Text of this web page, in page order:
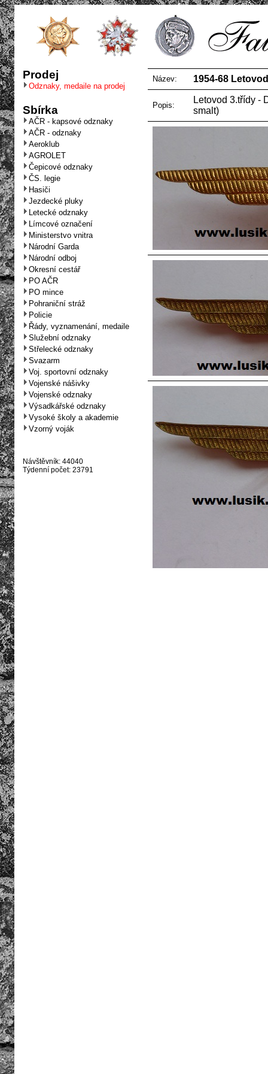
Prodej
Odznaky, medaile na prodej
Sbírka
AČR - kapsové odznaky
AČR - odznaky
Aeroklub
AGROLET
Čepicové odznaky
ČS. legie
Hasiči
Jezdecké pluky
Letecké odznaky
Límcové označení
Ministerstvo vnitra
Národní Garda
Národní odboj
Okresní cestář
PO AČR
PO mince
Pohraniční stráž
Policie
Řády, vyznamenání, medaile
Služební odznaky
Střelecké odznaky
Svazarm
Voj. sportovní odznaky
Vojenské nášivky
Vojenské odznaky
Výsadkářské odznaky
Vysoké školy a akademie
Vzorný voják
Návštěvník: 44040
Týdenní počet: 23791
Název: 1954-68
Popis:
Letovod 3.třídy -
smalt)